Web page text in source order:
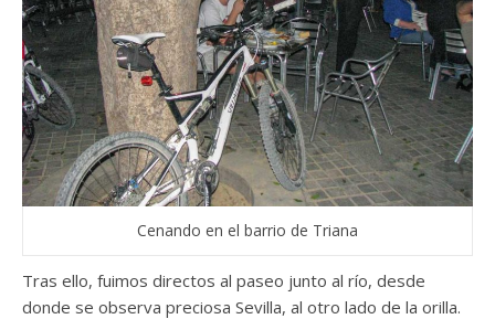
Cenando en el barrio de Triana
Tras ello, fuimos directos al paseo junto al río, desde
donde se observa preciosa Sevilla, al otro lado de la orilla.